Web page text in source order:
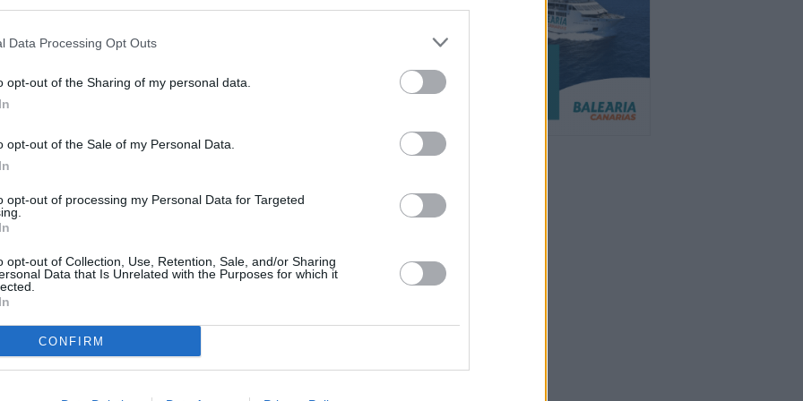
Data Processing Opt Outs
opt-out of the Sharing of my personal data.
opt-out of the Sale of my Personal Data.
opt-out of processing my Personal Data for Targeted
opt-out of Collection, Use, Retention, Sale, and/or Sharing
Data that Is Unrelated with the Purposes for which it
CONFIRM
de gripe finalizará oficialmente el 31 de diciembre, aunque
según evolución epidemiológica del virus. Resulta
con indicación no deben esperar para vacunarse, pues lo
empiece a haber casos a nivel comunitario.
vacunas pueden pedir cita a través del teléfono 012 o de
470 012 y 928 301 012.
en embarazadas, mayores de 60 años, personas de 6
o en centros residenciales, convivientes de personas
y personal esencial para la comunidad.